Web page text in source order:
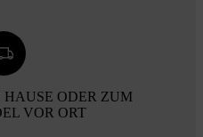
ODER ZUM
VOR ORT